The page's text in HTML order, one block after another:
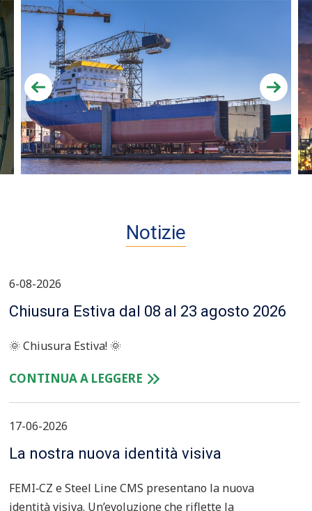
Notizie
6-08-2026
Chiusura Estiva dal 08 al 23 agosto 2026
🌞 Chiusura Estiva! 🌞
CONTINUA A LEGGERE
17-06-2026
La nostra nuova identità visiva
FEMI‑CZ e Steel Line CMS presentano la nuova
identità visiva. Un’evoluzione che riflette la